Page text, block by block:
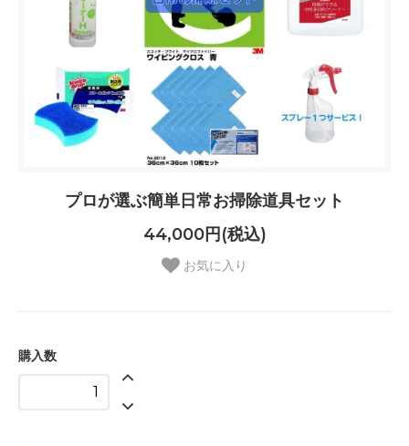
プロが選ぶ簡単日常お掃除道具セット
44,000円(税込)
お気に入り
購入数